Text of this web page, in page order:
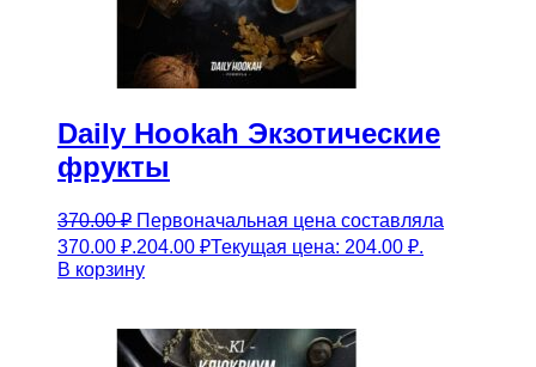
Daily Hookah Экзотические
фрукты
370.00₽ Первоначальная цена составляла
370.00 ₽.204.00 ₽Текущая цена: 204.00 ₽.
В корзину